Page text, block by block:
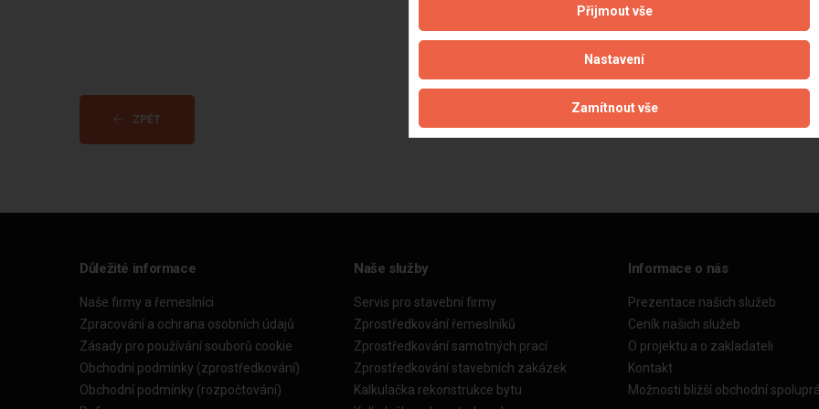
ZPĚT
Důležité informace
Naše firmy a řemeslníci
Zpracování a ochrana osobních údajů
Zásady pro používání souborů cookie
Obchodní podmínky (zprostředkování)
Obchodní podmínky (rozpočtování)
Naše služby
Servis pro stavební firmy
Zprostředkování řemeslníků
Zprostředkování samotných prací
Zprostředkování stavebních zakázek
Kalkulačka rekonstrukce bytu
Informace o nás
Prezentace našich služeb
Ceník našich služeb
O projektu a o zakladateli
Kontakt
Možnosti bližší obchodní
Přijmout vše
Nastavení
Zamítnout vše